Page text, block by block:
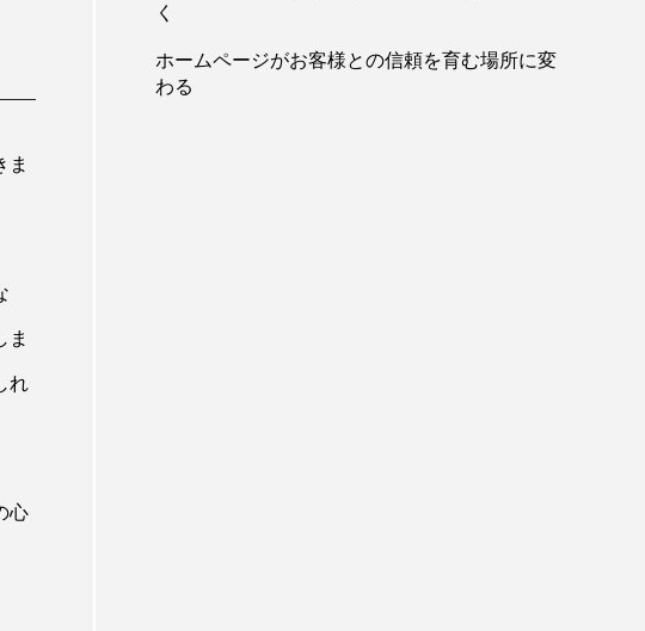
ま
ま
れ
心
く
ホームページがお客様との信頼を育む場所に変
わる